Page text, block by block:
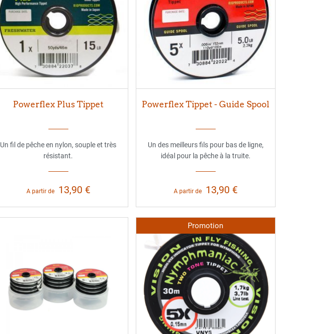
Powerflex Plus Tippet
Un fil de pêche en nylon, souple et très
résistant.
A partir de 13,90 €
Powerflex Tippet - Guide Spool
Un des meilleurs fils pour bas de ligne,
idéal pour la pêche à la truite.
A partir de 13,90 €
Promotion